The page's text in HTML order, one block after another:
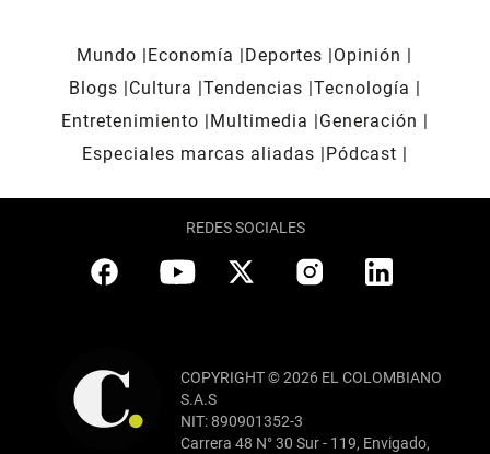
Mundo Economía Deportes
Opinión
Blogs
Cultura Tendencias Tecnología
Entretenimiento
Multimedia
Generación
Especiales marcas aliadas
Pódcast
REDES SOCIALES
COPYRIGHT © 2026 EL COLOMBIANO
S.A.S
NIT: 890901352-3
Carrera 48 N° 30 Sur - 119, Envigado,